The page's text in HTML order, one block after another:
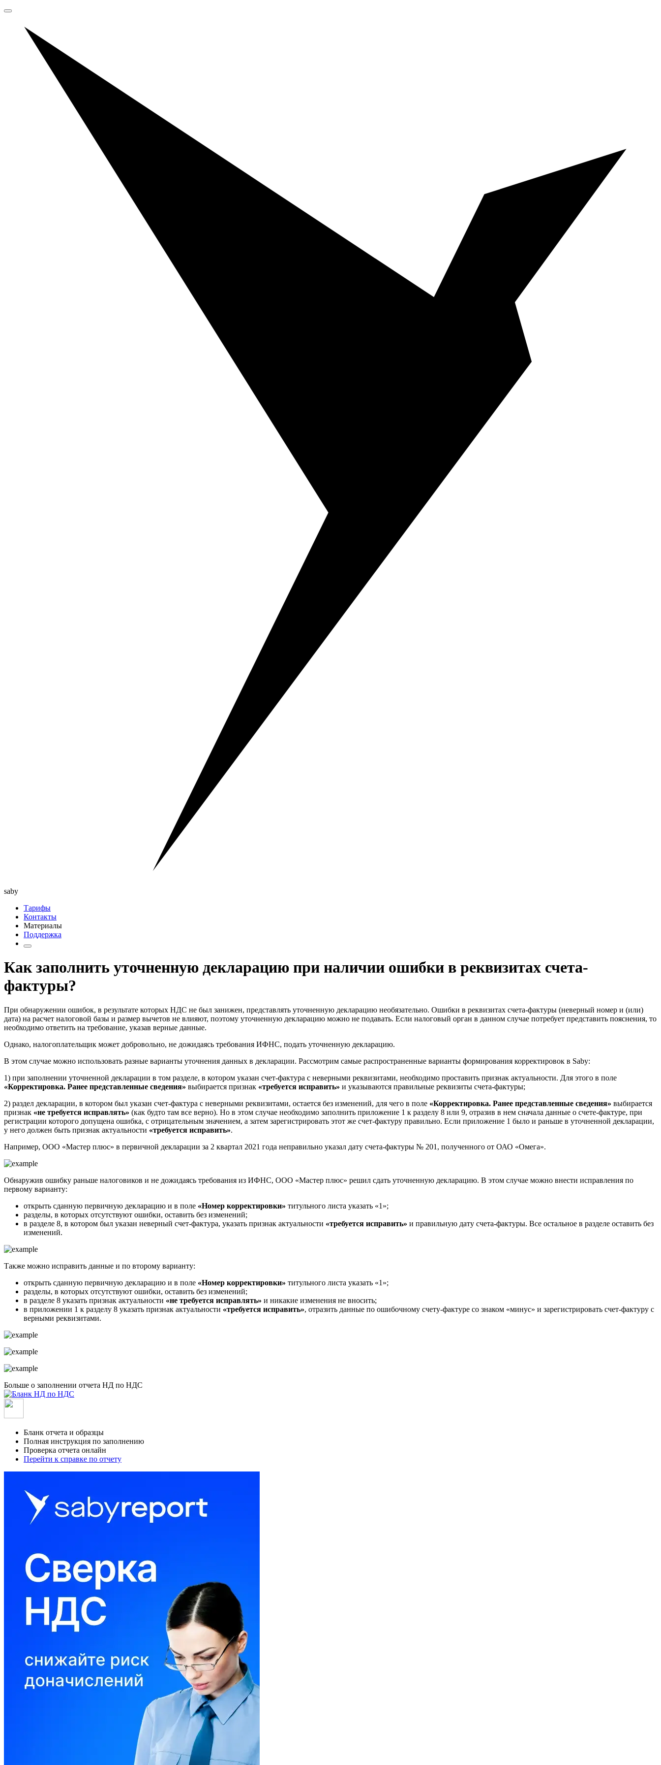
saby
Тарифы
Контакты
Материалы
Поддержка
Как заполнить уточненную декларацию при наличии ошибки в реквизитах счета-
фактуры?
При обнаружении ошибок, в результате которых НДС не был занижен, представлять уточненную декларацию необязательно. Ошибки в реквизитах счета-фактуры (неверный номер и (или)
дата) на расчет налоговой базы и размер вычетов не влияют, поэтому уточненную декларацию можно не подавать. Если налоговый орган в данном случае потребует представить пояснения, то
необходимо ответить на требование, указав верные данные.
Однако, налогоплательщик может добровольно, не дожидаясь требования ИФНС, подать уточненную декларацию.
В этом случае можно использовать разные варианты уточнения данных в декларации. Рассмотрим самые распространенные варианты формирования корректировок в Saby:
1) при заполнении уточненной декларации в том разделе, в котором указан счет-фактура с неверными реквизитами, необходимо проставить признак актуальности. Для этого в поле
«Корректировка. Ранее представленные сведения» выбирается признак «требуется исправить» и указываются правильные реквизиты счета-фактуры;
2) раздел декларации, в котором был указан счет-фактура с неверными реквизитами, остается без изменений, для чего в поле «Корректировка. Ранее представленные сведения» выбирается
признак «не требуется исправлять» (как будто там все верно). Но в этом случае необходимо заполнить приложение 1 к разделу 8 или 9, отразив в нем сначала данные о счете-фактуре, при
регистрации которого допущена ошибка, с отрицательным значением, а затем зарегистрировать этот же счет-фактуру правильно. Если приложение 1 было и раньше в уточненной декларации,
у него должен быть признак актуальности «требуется исправить».
Например, ООО «Мастер плюс» в первичной декларации за 2 квартал 2021 года неправильно указал дату счета-фактуры № 201, полученного от ОАО «Омега».
Обнаружив ошибку раньше налоговиков и не дожидаясь требования из ИФНС, ООО «Мастер плюс» решил сдать уточненную декларацию. В этом случае можно внести исправления по
первому варианту:
открыть сданную первичную декларацию и в поле «Номер корректировки» титульного листа указать «1»;
разделы, в которых отсутствуют ошибки, оставить без изменений;
в разделе 8, в котором был указан неверный счет-фактура, указать признак актуальности «требуется исправить» и правильную дату счета-фактуры. Все остальное в разделе оставить без
изменений.
Также можно исправить данные и по второму варианту:
открыть сданную первичную декларацию и в поле «Номер корректировки» титульного листа указать «1»;
разделы, в которых отсутствуют ошибки, оставить без изменений;
в разделе 8 указать признак актуальности «не требуется исправлять» и никакие изменения не вносить;
в приложении 1 к разделу 8 указать признак актуальности «требуется исправить», отразить данные по ошибочному счету-фактуре со знаком «минус» и зарегистрировать счет-фактуру с
верными реквизитами.
Больше о заполнении отчета НД по НДС
Бланк отчета и образцы
Полная инструкция по заполнению
Проверка отчета онлайн
Перейти к справке по отчету